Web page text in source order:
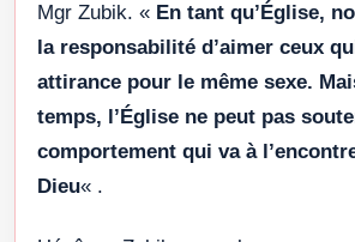
Mgr Zubik. « En tant qu’Église,
la responsabilité d’aimer ceux
attirance pour le même sexe.
temps, l’Église ne peut pas
comportement qui va à
Dieu« .